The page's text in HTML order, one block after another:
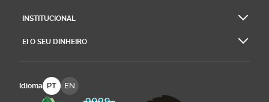
INSTITUCIONAL
EI O SEU DINHEIRO
Idioma PT EN